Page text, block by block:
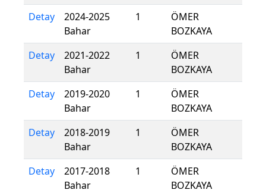
Detay
2024-2025
Bahar
1
ÖMER
BOZKAYA
Detay
2021-2022
Bahar
1
ÖMER
BOZKAYA
Detay
2019-2020
Bahar
1
ÖMER
BOZKAYA
Detay
2018-2019
Bahar
1
ÖMER
BOZKAYA
Detay
2017-2018
Bahar
1
ÖMER
BOZKAYA